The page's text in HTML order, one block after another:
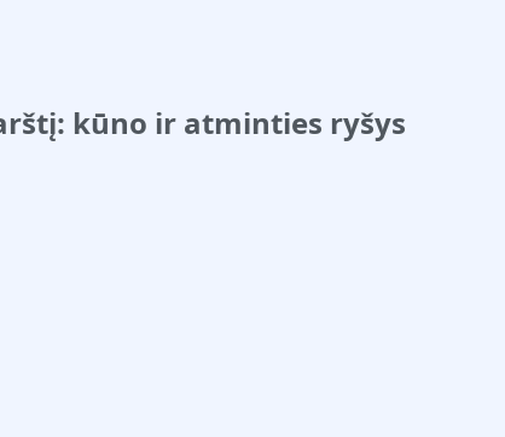
kūno ir atminties ryšys